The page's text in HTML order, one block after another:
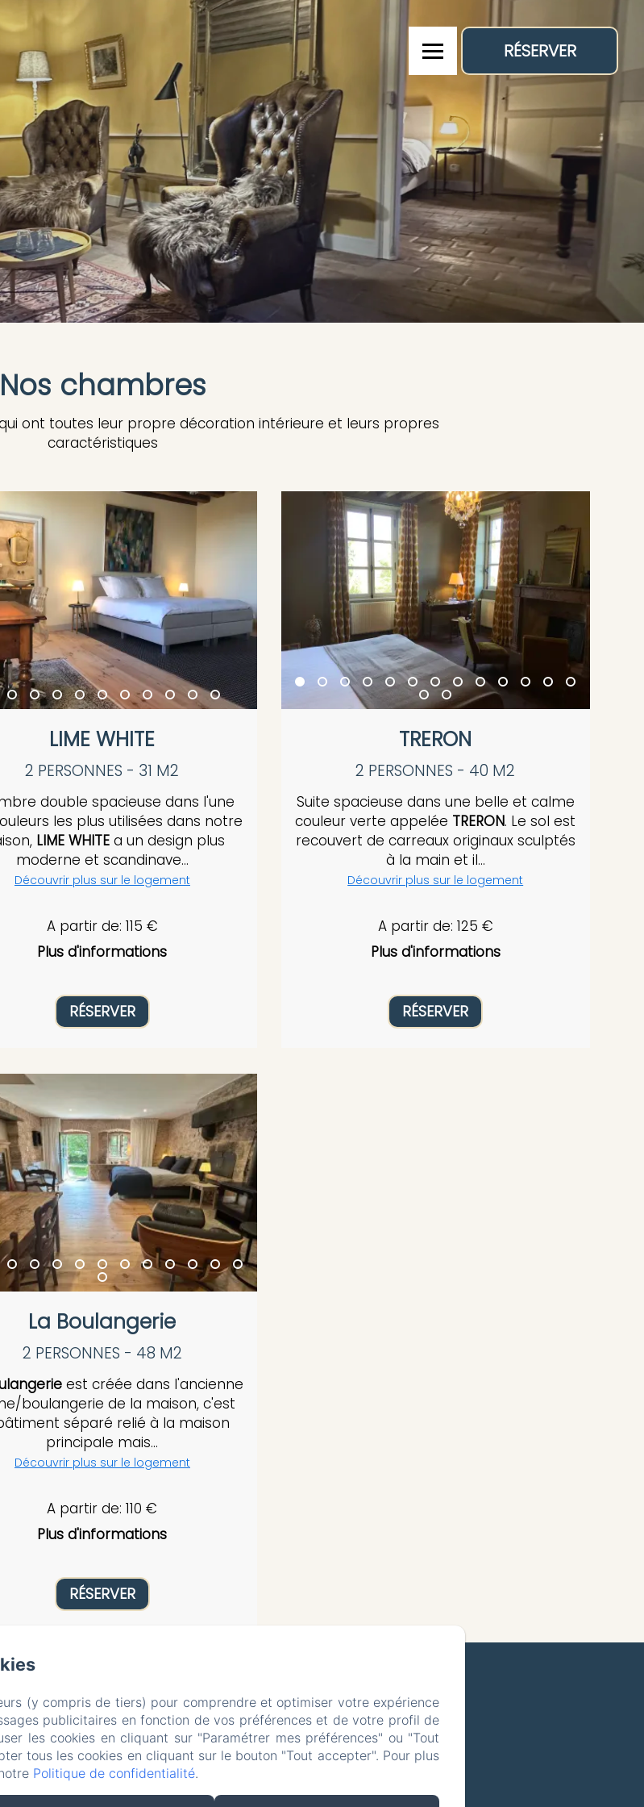
RÉSERVER
Nos chambres
ont toutes leur propre décoration intérieure et leurs propres
caractéristiques
LIME WHITE
2 PERSONNES - 31 M2
double spacieuse dans l'une
les plus utilisées dans notre
LIME WHITE a un design plus
moderne et scandinave...
Découvrir plus sur le logement
A partir de: 115 €
Plus d'informations
RÉSERVER
TRERON
2 PERSONNES - 40 M2
Suite spacieuse dans une belle et calme
couleur verte appelée TRERON. Le sol est
recouvert de carreaux originaux sculptés
à la main et il...
Découvrir plus sur le logement
A partir de: 125 €
Plus d'informations
RÉSERVER
La Boulangerie
2 PERSONNES - 48 M2
est créée dans l'ancienne
boulangerie de la maison, c'est
séparé relié à la maison
principale mais...
Découvrir plus sur le logement
A partir de: 110 €
Plus d'informations
RÉSERVER
ZONE BLEUE
Informations légalesInformations sur les cookies
de la Celle, Hyds, 03600, France
pholmgaa@outlook.com
+33 637465039
+31 627014779
(y compris de tiers) pour comprendre et optimiser votre expérience
publicitaires en fonction de vos préférences et de votre profil de
les cookies en cliquant sur "Paramétrer mes préférences" ou "Tout
tous les cookies en cliquant sur le bouton "Tout accepter". Pour plus
Politique de confidentialité.